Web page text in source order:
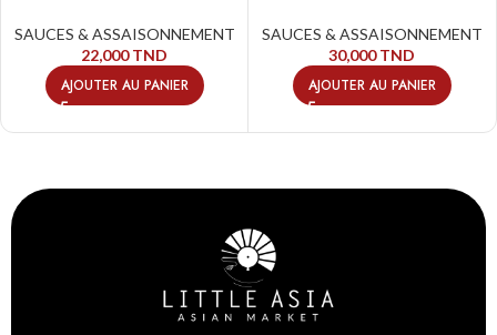
SAUCES & ASSAISONNEMENT
22,000TND
AJOUTER AU PANIER
SAUCES & ASSAISONNEMENT
30,000TND
AJOUTER AU PANIER